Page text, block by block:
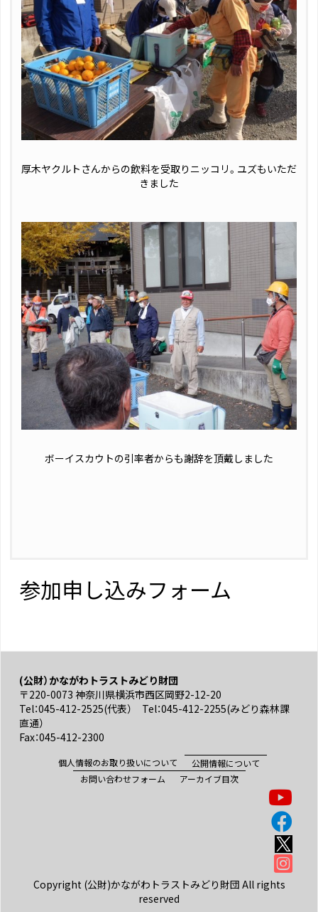
厚木ヤクルトさんからの飲料を受取りニッコリ。ユズもいただ
きました
ボーイスカウトの引率者からも謝辞を頂戴しました
参加申し込みフォーム
(公財）かながわトラストみどり財団
〒220-0073 神奈川県横浜市西区岡野2-12-20
Tel：045-412-2525(代表） Tel：045-412-2255(みどり森林課
直通）
Fax：045-412-2300
個人情報のお取り扱いについて
公開情報について
お問い合わせフォーム
アーカイブ目次
Copyright (公財)かながわトラストみどり財団 All rights
reserved